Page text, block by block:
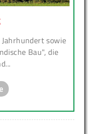
sowie
Bau", die